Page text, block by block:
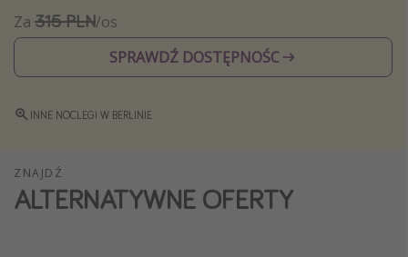
Weekend dla dwojga
Hotele SPA i wellness
Sylwester za granicą
Wyjazdy na Majówkę
Wszystkie
Za 315 PLN/os
SPRAWDŹ DOSTĘPNOŚC
INNE NOCLEGI W BERLINIE
ZNAJDŹ
ALTERNATYWNE OFERTY